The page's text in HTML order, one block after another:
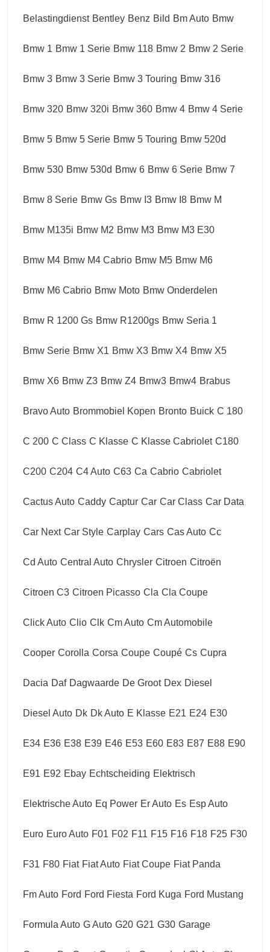
Belastingdienst Bentley Benz Bild Bm Auto Bmw
Bmw 1 Bmw 1 Serie Bmw 118 Bmw 2 Bmw 2 Serie
Bmw 3 Bmw 3 Serie Bmw 3 Touring Bmw 316
Bmw 320 Bmw 320i Bmw 360 Bmw 4 Bmw 4 Serie
Bmw 5 Bmw 5 Serie Bmw 5 Touring Bmw 520d
Bmw 530 Bmw 530d Bmw 6 Bmw 6 Serie Bmw 7
Bmw 8 Serie Bmw Gs Bmw I3 Bmw I8 Bmw M
Bmw M135i Bmw M2 Bmw M3 Bmw M3 E30
Bmw M4 Bmw M4 Cabrio Bmw M5 Bmw M6
Bmw M6 Cabrio Bmw Moto Bmw Onderdelen
Bmw R 1200 Gs Bmw R1200gs Bmw Seria 1
Bmw Serie Bmw X1 Bmw X3 Bmw X4 Bmw X5
Bmw X6 Bmw Z3 Bmw Z4 Bmw3 Bmw4 Brabus
Bravo Auto Brommobiel Kopen Bronto Buick C 180
C 200 C Class C Klasse C Klasse Cabriolet C180
C200 C204 C4 Auto C63 Ca Cabrio Cabriolet
Cactus Auto Caddy Captur Car Car Class Car Data
Car Next Car Style Carplay Cars Cas Auto Cc
Cd Auto Central Auto Chrysler Citroen Citroën
Citroen C3 Citroen Picasso Cla Cla Coupe
Click Auto Clio Clk Cm Auto Cm Automobile
Cooper Corolla Corsa Coupe Coupé Cs Cupra
Dacia Daf Dagwaarde De Groot Dex Diesel
Diesel Auto Dk Dk Auto E Klasse E21 E24 E30
E34 E36 E38 E39 E46 E53 E60 E83 E87 E88 E90
E91 E92 Ebay Echtscheiding Elektrisch
Elektrische Auto Eq Power Er Auto Es Esp Auto
Euro Euro Auto F01 F02 F11 F15 F16 F18 F25 F30
F31 F80 Fiat Fiat Auto Fiat Coupe Fiat Panda
Fm Auto Ford Ford Fiesta Ford Kuga Ford Mustang
Formula Auto G Auto G20 G21 G30 Garage